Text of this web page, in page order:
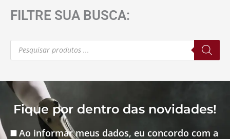
FILTRE SUA BUSCA:
Pesquisar
produtos
Fique por dentro das novidades!
Ao informar meus dados, eu concordo com a